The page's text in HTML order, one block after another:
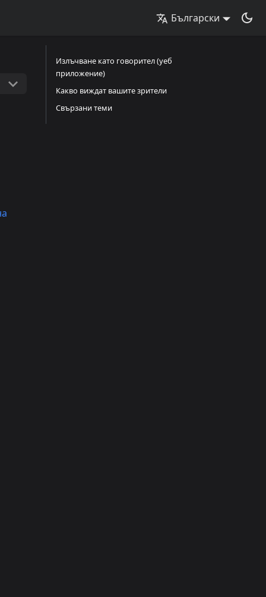
Български
Излъчване като говорител (уеб
приложение)
Какво виждат вашите зрители
Свързани теми